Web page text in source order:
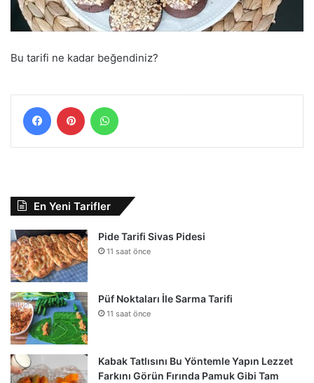
Bu tarifi ne kadar beğendiniz?
FacebookPinterest
En Yeni Tarifler
Pide Tarifi Sivas Pidesi
11 saat önce
Püf Noktaları İle Sarma Tarifi
11 saat önce
Kabak Tatlısını Bu Yöntemle Yapın Lezzet
Farkını Görün Fırında Pamuk Gibi Tam